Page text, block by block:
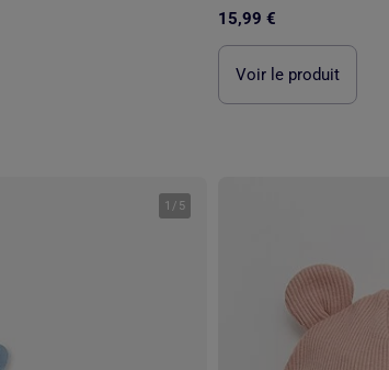
15,99 €
Voir le produit
1 / 5